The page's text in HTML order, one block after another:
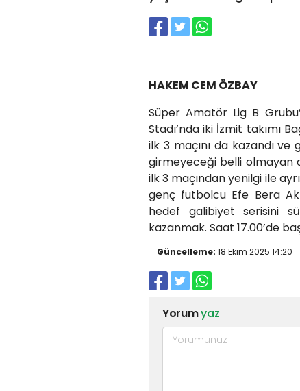
HAKEM CEM ÖZBAY
Süper Amatör Lig B
Stadı’nda iki İzmit takımı
ilk 3 maçını da kazandı
girmeyeceği belli olmayan
ilk 3 maçından yenilgi ile
genç futbolcu Efe Bera
hedef galibiyet serisini
kazanmak. Saat 17.00’de
Güncelleme: 18 Ekim 2025 14:20
Yorumyaz